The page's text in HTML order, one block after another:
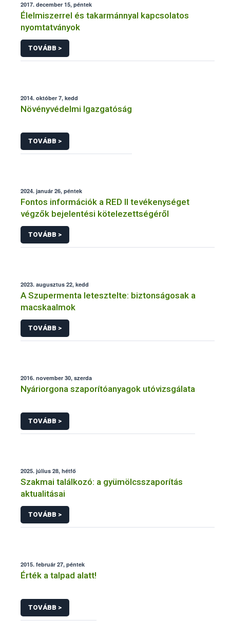
2017. december 15, péntek
Élelmiszerrel és takarmánnyal kapcsolatos
nyomtatványok
TOVÁBB >
2014. október 7, kedd
Növényvédelmi Igazgatóság
TOVÁBB >
2024. január 26, péntek
Fontos információk a RED II tevékenységet
végzők bejelentési kötelezettségéről
TOVÁBB >
2023. augusztus 22, kedd
A Szupermenta letesztelte: biztonságosak a
macskaalmok
TOVÁBB >
2016. november 30, szerda
Nyáriorgona szaporítóanyagok utóvizsgálata
TOVÁBB >
2025. július 28, hétfő
Szakmai találkozó: a gyümölcsszaporítás
aktualitásai
TOVÁBB >
2015. február 27, péntek
Érték a talpad alatt!
TOVÁBB >